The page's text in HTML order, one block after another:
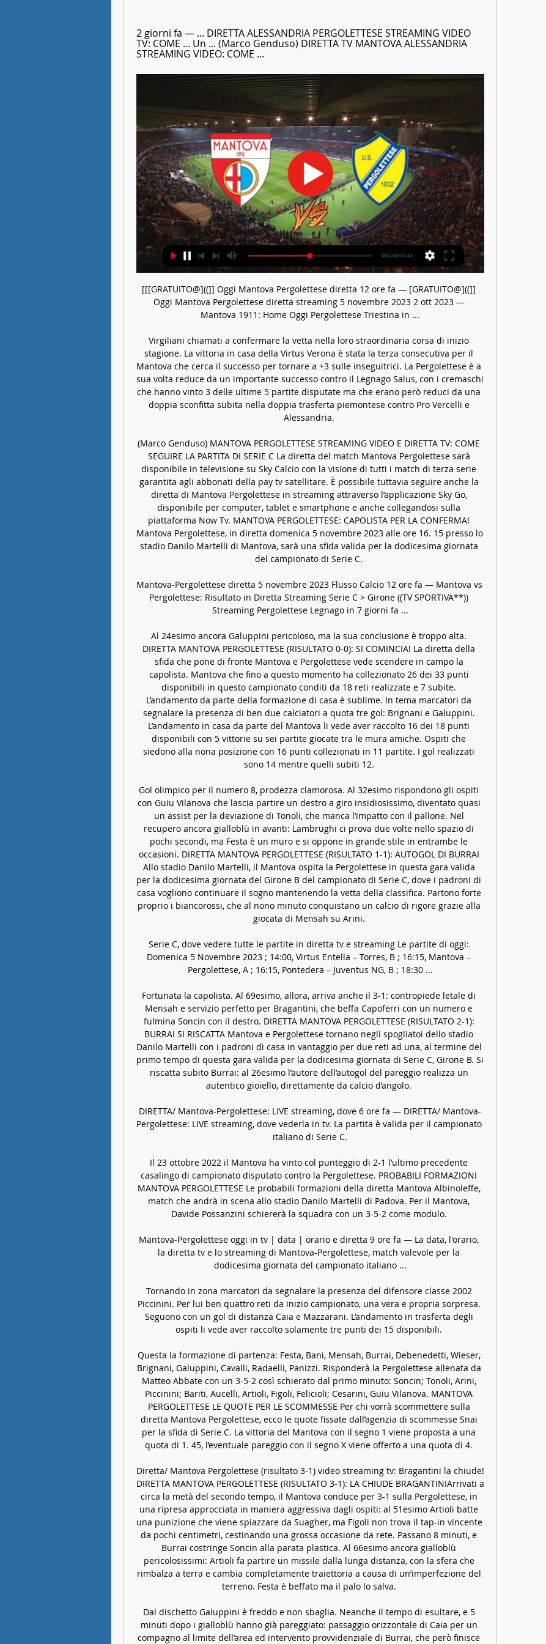
2 giorni fa — ... DIRETTA ALESSANDRIA PERGOLETTESE STREAMING VIDEO
TV: COME ... Un ... (Marco Genduso) DIRETTA TV MANTOVA ALESSANDRIA
STREAMING VIDEO: COME ...
[[[GRATUITO@]((]] Oggi Mantova Pergolettese diretta 12 ore fa — [GRATUITO@]((]]
Oggi Mantova Pergolettese diretta streaming 5 novembre 2023 2 ott 2023 —
Mantova 1911: Home Oggi Pergolettese Triestina in ...
Virgiliani chiamati a confermare la vetta nella loro straordinaria corsa di inizio
stagione. La vittoria in casa della Virtus Verona è stata la terza consecutiva per il
Mantova che cerca il successo per tornare a +3 sulle inseguitrici. La Pergolettese è a
sua volta reduce da un importante successo contro il Legnago Salus, con i cremaschi
che hanno vinto 3 delle ultime 5 partite disputate ma che erano però reduci da una
doppia sconfitta subita nella doppia trasferta piemontese contro Pro Vercelli e
Alessandria.
(Marco Genduso) MANTOVA PERGOLETTESE STREAMING VIDEO E DIRETTA TV: COME
SEGUIRE LA PARTITA DI SERIE C La diretta del match Mantova Pergolettese sarà
disponibile in televisione su Sky Calcio con la visione di tutti i match di terza serie
garantita agli abbonati della pay tv satellitare. È possibile tuttavia seguire anche la
diretta di Mantova Pergolettese in streaming attraverso l’applicazione Sky Go,
disponibile per computer, tablet e smartphone e anche collegandosi sulla
piattaforma Now Tv. MANTOVA PERGOLETTESE: CAPOLISTA PER LA CONFERMA!
Mantova Pergolettese, in diretta domenica 5 novembre 2023 alle ore 16. 15 presso lo
stadio Danilo Martelli di Mantova, sarà una sfida valida per la dodicesima giornata
del campionato di Serie C.
Mantova-Pergolettese diretta 5 novembre 2023 Flusso Calcio 12 ore fa — Mantova vs
Pergolettese: Risultato in Diretta Streaming Serie C > Girone ((TV SPORTIVA**))
Streaming Pergolettese Legnago in 7 giorni fa ...
Al 24esimo ancora Galuppini pericoloso, ma la sua conclusione è troppo alta.
DIRETTA MANTOVA PERGOLETTESE (RISULTATO 0-0): SI COMINCIA! La diretta della
sfida che pone di fronte Mantova e Pergolettese vede scendere in campo la
capolista. Mantova che fino a questo momento ha collezionato 26 dei 33 punti
disponibili in questo campionato conditi da 18 reti realizzate e 7 subite.
L’andamento da parte della formazione di casa è sublime. In tema marcatori da
segnalare la presenza di ben due calciatori a quota tre gol: Brignani e Galuppini.
L’andamento in casa da parte del Mantova li vede aver raccolto 16 dei 18 punti
disponibili con 5 vittorie su sei partite giocate tra le mura amiche. Ospiti che
siedono alla nona posizione con 16 punti collezionati in 11 partite. I gol realizzati
sono 14 mentre quelli subiti 12.
Gol olimpico per il numero 8, prodezza clamorosa. Al 32esimo rispondono gli ospiti
con Guiu Vilanova che lascia partire un destro a giro insidiosissimo, diventato quasi
un assist per la deviazione di Tonoli, che manca l’impatto con il pallone. Nel
recupero ancora gialloblù in avanti: Lambrughi ci prova due volte nello spazio di
pochi secondi, ma Festa è un muro e si oppone in grande stile in entrambe le
occasioni. DIRETTA MANTOVA PERGOLETTESE (RISULTATO 1-1): AUTOGOL DI BURRAI
Allo stadio Danilo Martelli, il Mantova ospita la Pergolettese in questa gara valida
per la dodicesima giornata del Girone B del campionato di Serie C, dove i padroni di
casa vogliono continuare il sogno mantenendo la vetta della classifica. Partono forte
proprio i biancorossi, che al nono minuto conquistano un calcio di rigore grazie alla
giocata di Mensah su Arini.
Serie C, dove vedere tutte le partite in diretta tv e streaming Le partite di oggi:
Domenica 5 Novembre 2023 ; 14:00, Virtus Entella – Torres, B ; 16:15, Mantova –
Pergolettese, A ; 16:15, Pontedera – Juventus NG, B ; 18:30 ...
Fortunata la capolista. Al 69esimo, allora, arriva anche il 3-1: contropiede letale di
Mensah e servizio perfetto per Bragantini, che beffa Capoferri con un numero e
fulmina Soncin con il destro. DIRETTA MANTOVA PERGOLETTESE (RISULTATO 2-1):
BURRAI SI RISCATTA Mantova e Pergolettese tornano negli spogliatoi dello stadio
Danilo Martelli con i padroni di casa in vantaggio per due reti ad una, al termine del
primo tempo di questa gara valida per la dodicesima giornata di Serie C, Girone B. Si
riscatta subito Burrai: al 26esimo l’autore dell’autogol del pareggio realizza un
autentico gioiello, direttamente da calcio d’angolo.
DIRETTA/ Mantova-Pergolettese: LIVE streaming, dove 6 ore fa — DIRETTA/ Mantova-
Pergolettese: LIVE streaming, dove vederla in tv. La partita è valida per il campionato
italiano di Serie C.
Il 23 ottobre 2022 il Mantova ha vinto col punteggio di 2-1 l’ultimo precedente
casalingo di campionato disputato contro la Pergolettese. PROBABILI FORMAZIONI
MANTOVA PERGOLETTESE Le probabili formazioni della diretta Mantova Albinoleffe,
match che andrà in scena allo stadio Danilo Martelli di Padova. Per il Mantova,
Davide Possanzini schiererà la squadra con un 3-5-2 come modulo.
Mantova-Pergolettese oggi in tv | data | orario e diretta 9 ore fa — La data, l'orario,
la diretta tv e lo streaming di Mantova-Pergolettese, match valevole per la
dodicesima giornata del campionato italiano ...
Tornando in zona marcatori da segnalare la presenza del difensore classe 2002
Piccinini. Per lui ben quattro reti da inizio campionato, una vera e propria sorpresa.
Seguono con un gol di distanza Caia e Mazzarani. L’andamento in trasferta degli
ospiti li vede aver raccolto solamente tre punti dei 15 disponibili.
Questa la formazione di partenza: Festa, Bani, Mensah, Burrai, Debenedetti, Wieser,
Brignani, Galuppini, Cavalli, Radaelli, Panizzi. Risponderà la Pergolettese allenata da
Matteo Abbate con un 3-5-2 così schierato dal primo minuto: Soncin; Tonoli, Arini,
Piccinini; Bariti, Aucelli, Artioli, Figoli, Felicioli; Cesarini, Guiu Vilanova. MANTOVA
PERGOLETTESE LE QUOTE PER LE SCOMMESSE Per chi vorrà scommettere sulla
diretta Mantova Pergolettese, ecco le quote fissate dall’agenzia di scommesse Snai
per la sfida di Serie C. La vittoria del Mantova con il segno 1 viene proposta a una
quota di 1. 45, l’eventuale pareggio con il segno X viene offerto a una quota di 4.
Diretta/ Mantova Pergolettese (risultato 3-1) video streaming tv: Bragantini la chiude!
DIRETTA MANTOVA PERGOLETTESE (RISULTATO 3-1): LA CHIUDE BRAGANTINIArrivati a
circa la metà del secondo tempo, il Mantova conduce per 3-1 sulla Pergolettese, in
una ripresa approcciata in maniera aggressiva dagli ospiti: al 51esimo Artioli batte
una punizione che viene spiazzare da Suagher, ma Figoli non trova il tap-in vincente
da pochi centimetri, cestinando una grossa occasione da rete. Passano 8 minuti, e
Burrai costringe Soncin alla parata plastica. Al 66esimo ancora gialloblù
pericolosissimi: Artioli fa partire un missile dalla lunga distanza, con la sfera che
rimbalza a terra e cambia completamente traiettoria a causa di un’imperfezione del
terreno. Festa è beffato ma il palo lo salva.
Dal dischetto Galuppini è freddo e non sbaglia. Neanche il tempo di esultare, e 5
minuti dopo i gialloblù hanno già pareggiato: passaggio orizzontale di Caia per un
compagno al limite dell’area ed intervento provvidenziale di Burrai, che però finisce